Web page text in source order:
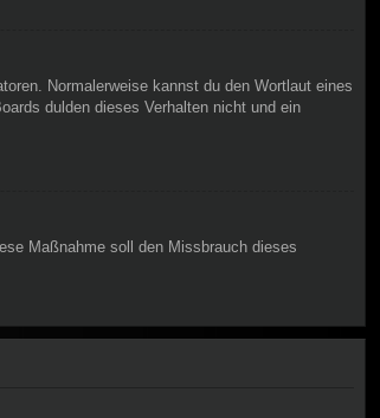
Normalerweise kannst du den Wortlaut eines
dulden dieses Verhalten nicht und ein
Maßnahme soll den Missbrauch dieses